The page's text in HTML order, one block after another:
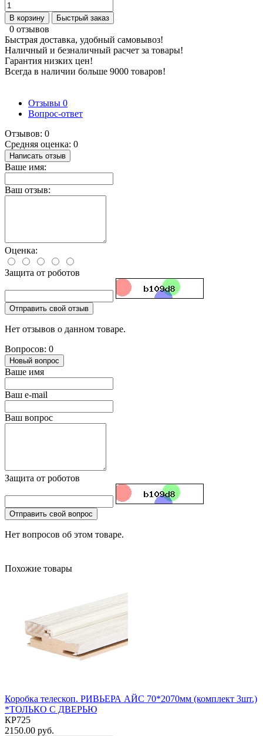
В корзину Быстрый заказ
0 отзывов
Быстрая доставка, удобный самовывоз!
Наличный и безналичный расчет за товары!
Гарантия низких цен!
Всегда в наличии больше 9000 товаров!
Отзывы 0
Вопрос-ответ
Отзывов: 0
Средняя оценка: 0
Написать отзыв
Ваше имя:
Ваш отзыв:
Оценка:
Защита от роботов
Отправить свой отзыв
Нет отзывов о данном товаре.
Вопросов: 0
Новый вопрос
Ваше имя
Ваш e-mail
Ваш вопрос
Защита от роботов
Отправить свой вопрос
Нет вопросов об этом товаре.
Похожие товары
Коробка телескоп. РИВЬЕРА АЙС 70*2070мм (комплект 3шт.)
*ТОЛЬКО С ДВЕРЬЮ
КР725
2150.00 руб.